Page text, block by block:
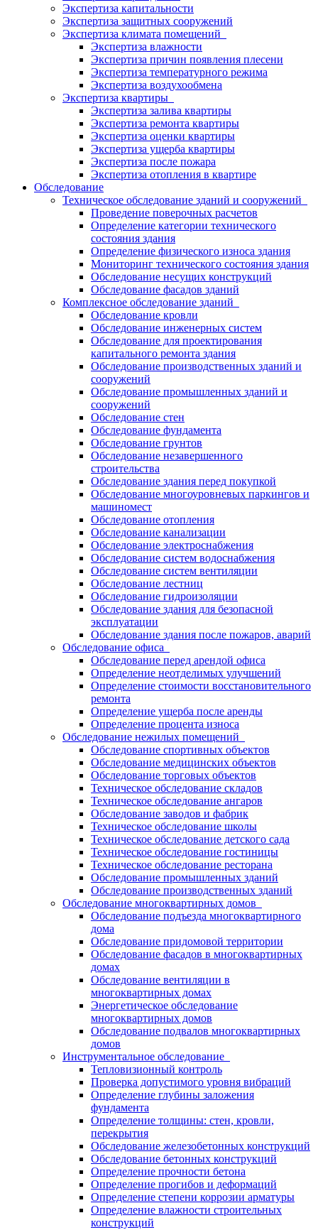
Экспертиза капитальности
Экспертиза защитных сооружений
Экспертиза климата помещений
Экспертиза влажности
Экспертиза причин появления плесени
Экспертиза температурного режима
Экспертиза воздухообмена
Экспертиза квартиры
Экспертиза залива квартиры
Экспертиза ремонта квартиры
Экспертиза оценки квартиры
Экспертиза ущерба квартиры
Экспертиза после пожара
Экспертиза отопления в квартире
Обследование
Техническое обследование зданий и сооружений
Проведение поверочных расчетов
Определение категории технического
состояния здания
Определение физического износа здания
Мониторинг технического состояния здания
Обследование несущих конструкций
Обследование фасадов зданий
Комплексное обследование зданий
Обследование кровли
Обследование инженерных систем
Обследование для проектирования
капитального ремонта здания
Обследование производственных зданий и
сооружений
Обследование промышленных зданий и
сооружений
Обследование стен
Обследование фундамента
Обследование грунтов
Обследование незавершенного
строительства
Обследование здания перед покупкой
Обследование многоуровневых паркингов и
машиномест
Обследование отопления
Обследование канализации
Обследование электроснабжения
Обследование систем водоснабжения
Обследование систем вентиляции
Обследование лестниц
Обследование гидроизоляции
Обследование здания для безопасной
эксплуатации
Обследование здания после пожаров, аварий
Обследование офиса
Обследование перед арендой офиса
Определение неотделимых улучшений
Определение стоимости восстановительного
ремонта
Определение ущерба после аренды
Определение процента износа
Обследование нежилых помещений
Обследование спортивных объектов
Обследование медицинских объектов
Обследование торговых объектов
Техническое обследование складов
Техническое обследование ангаров
Обследование заводов и фабрик
Техническое обследование школы
Техническое обследование детского сада
Техническое обследование гостиницы
Техническое обследование ресторана
Обследование промышленных зданий
Обследование производственных зданий
Обследование многоквартирных домов
Обследование подъезда многоквартирного
дома
Обследование придомовой территории
Обследование фасадов в многоквартирных
домах
Обследование вентиляции в
многоквартирных домах
Энергетическое обследование
многоквартирных домов
Обследование подвалов многоквартирных
домов
Инструментальное обследование
Тепловизионный контроль
Проверка допустимого уровня вибраций
Определение глубины заложения
фундамента
Определение толщины: стен, кровли,
перекрытия
Обследование железобетонных конструкций
Обследование бетонных конструкций
Определение прочности бетона
Определение прогибов и деформаций
Определение степени коррозии арматуры
Определение влажности строительных
конструкций